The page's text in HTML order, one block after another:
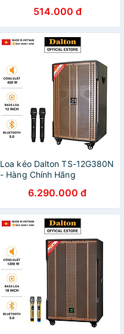
514.000 đ
Loa kéo Dalton TS-12G380N
- Hàng Chính Hãng
6.290.000 đ